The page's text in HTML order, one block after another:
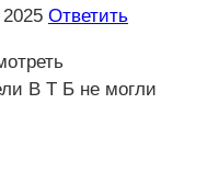
Ответить
В Т Б не могли